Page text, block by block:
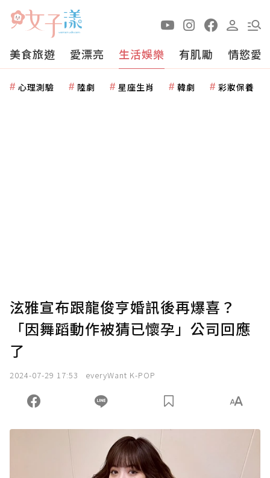
美食旅遊 愛漂亮 生活娛樂 有肌勵 情慾愛
心理測驗 陸劇 星座生肖 韓劇 彩妝保養
泫雅宣布跟龍俊亨婚訊後再爆喜？
「因舞蹈動作被猜已懷孕」公司回應
了
2024-07-29 17:53 everyWant K-POP